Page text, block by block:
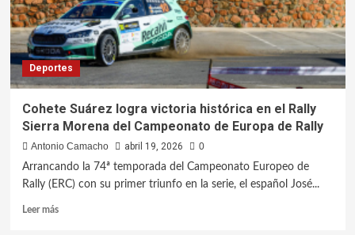
Deportes
Cohete Suárez logra victoria histórica en el Rally
Sierra Morena del Campeonato de Europa de Rally
Antonio Camacho abril 19, 2026
0
Arrancando la 74ª temporada del Campeonato Europeo de
Rally (ERC) con su primer triunfo en la serie, el español José...
Leer más